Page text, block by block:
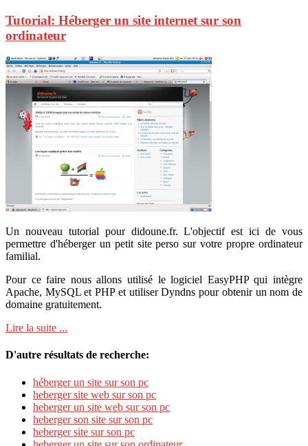
Tutorial: Héberger un site internet sur son
ordinateur
Un nouveau tutorial pour didoune.fr. L'objectif est ici de vous
permettre d'héberger un petit site perso sur votre propre ordinateur
familial.
Pour ce faire nous allons utilisé le logiciel EasyPHP qui intègre
Apache, MySQL et PHP et utiliser Dyndns pour obtenir un nom de
domaine gratuitement.
Lire la suite ...
D'autre résultats de recherche:
héberger un site sur son pc
heberger site web sur son pc
heberger un site web sur son pc
heberger son site sur son pc
heberger site sur son pc